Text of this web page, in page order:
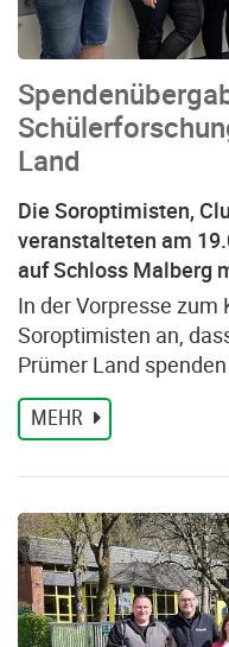
Land
Die Soroptimisten,
veranstalteten am
auf Schloss Malberg
In der Vorpresse zum
Soroptimisten an,
Prümer Land
MEHR